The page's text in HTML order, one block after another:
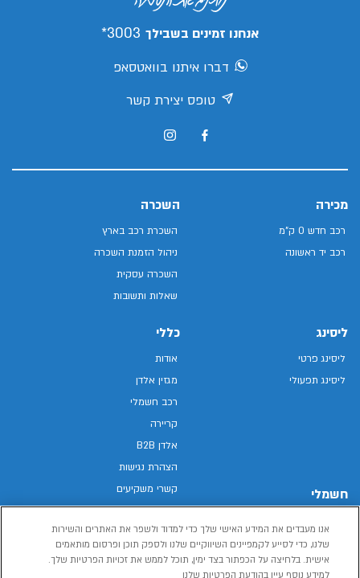
אנחנו זמינים בשבילך 3003*
דברו איתנו בוואטסאפ
טופס יצירת קשר
מכירה
רכב חדש 0 ק"מ
רכב יד ראשונה
השכרה
השכרת רכב בארץ
ניהול הזמנת השכרה
השכרה עסקית
שאלות ותשובות
ליסינג
ליסינג פרטי
ליסינג תפעולי
חשמלי
רכב חשמלי
הכל על רכב חשמלי
כללי
אודות
מגזין אלדן
רכב חשמלי
קריירה
אלדן B2B
הצהרת נגישות
קשרי משקיעים
מפת האתר
מדיניות פרטיות
תנאי שימוש
אנו מעבדים את המידע האישי שלך כדי למדוד ולשפר את האתרים והשירות
שלנו, כדי לסייע לקמפיינים השיווקיים שלנו ולספק תוכן ופרסום מותאמים
אישית. בלחיצה על הכפתור בצד ימין, תוכל לממש את זכויות הפרטיות שלך.
למידע נוסף עיין בהודעת הפרטיות שלנו